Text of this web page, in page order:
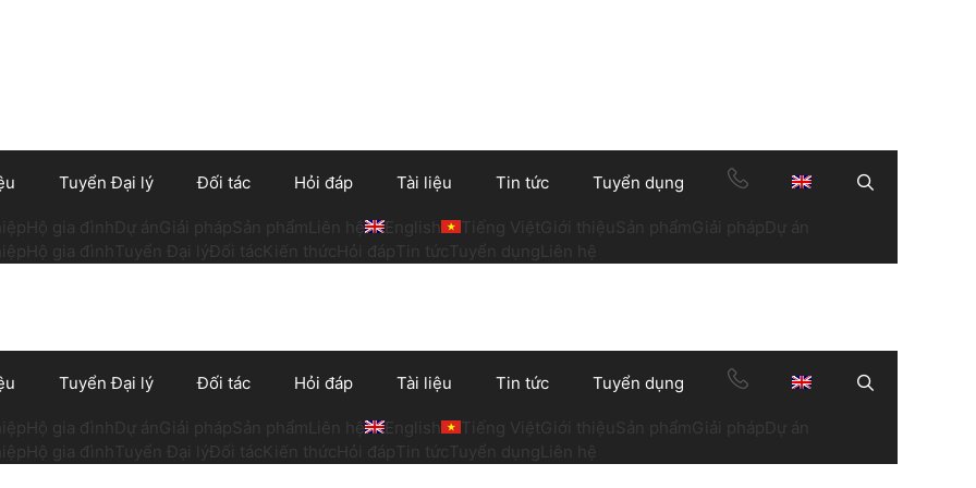
Tuyển Đại lý Đối tác Hỏi đáp Tài liệu Tin tức Tuyển dụng
Hộ gia đình Dự ánGiải pháp Sản phẩm Liên hệ English Tiếng ViệtGiới thiệu Sản phẩm Giải phápDự án
Hộ gia đình Tuyển Đại lý Đối tác Kiến thức Hỏi đáp Tin tức Tuyển dụng Liên hệ
Tuyển Đại lý Đối tác Hỏi đáp Tài liệu Tin tức Tuyển dụng
Hộ gia đình Dự ánGiải pháp Sản phẩm Liên hệ English Tiếng ViệtGiới thiệu Sản phẩm Giải phápDự án
Hộ gia đình Tuyển Đại lý Đối tác Kiến thức Hỏi đáp Tin tức Tuyển dụng Liên hệ